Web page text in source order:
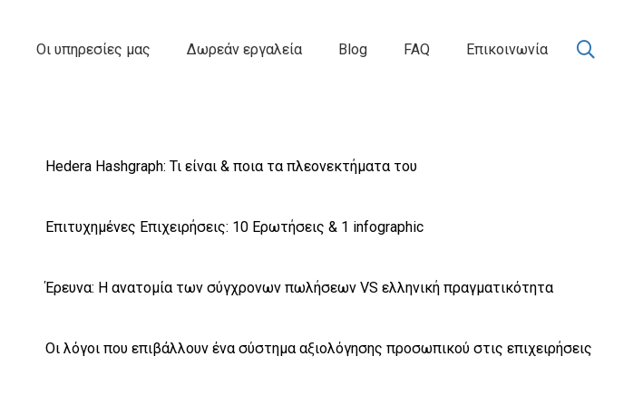
Οι υπηρεσίες μας Δωρεάν εργαλεία Blog FAQ Επικοινωνία
Hedera Hashgraph: Τι είναι & ποια τα πλεονεκτήματα του
Επιτυχημένες Επιχειρήσεις: 10 Ερωτήσεις & 1 infographic
Έρευνα: Η ανατομία των σύγχρονων πωλήσεων VS ελληνική πραγματικότητα
Οι λόγοι που επιβάλλουν ένα σύστημα αξιολόγησης προσωπικού στις επιχειρήσεις